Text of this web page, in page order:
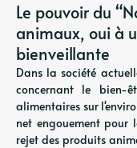
Le pouvoir du
animaux, oui à
bienveillante
Dans la société
concernant le bien-
alimentaires sur
net engouement pour
rejet des produits